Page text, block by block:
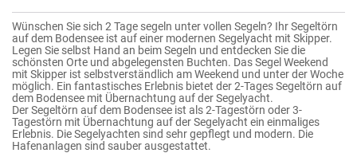
Wünschen Sie sich 2 Tage segeln unter vollen Segeln? Ihr Segeltörn
auf dem Bodensee ist auf einer modernen Segelyacht mit Skipper.
Legen Sie selbst Hand an beim Segeln und entdecken Sie die
schönsten Orte und abgelegensten Buchten. Das Segel Weekend
mit Skipper ist selbstverständlich am Weekend und unter der Woche
möglich. Ein fantastisches Erlebnis bietet der 2-Tages Segeltörn auf
dem Bodensee mit Übernachtung auf der Segelyacht.
Der Segeltörn auf dem Bodensee ist als 2-Tagestörn oder 3-
Tagestörn mit Übernachtung auf der Segelyacht ein einmaliges
Erlebnis. Die Segelyachten sind sehr gepflegt und modern. Die
Hafenanlagen sind sauber ausgestattet.